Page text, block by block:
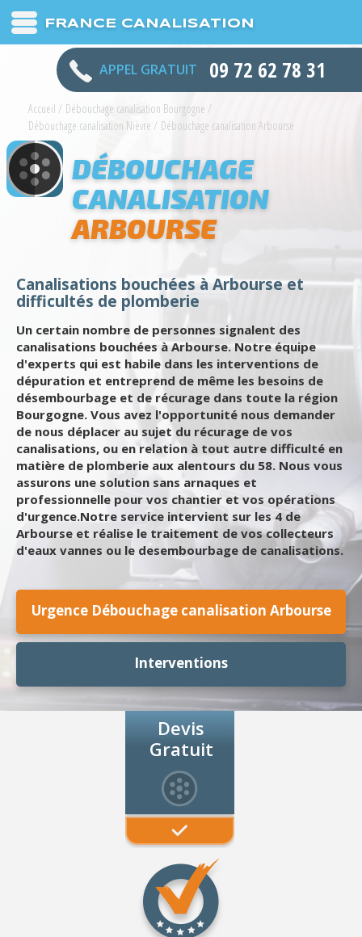
FRANCE CANALISATION
APPEL GRATUIT 09 72 62 78 31
Accueil / Débouchage canalisation Bourgogne /
Débouchage canalisation Nièvre / Débouchage canalisation Arbourse
DÉBOUCHAGE
CANALISATION
ARBOURSE
Canalisations bouchées à Arbourse et
difficultés de plomberie
Un certain nombre de personnes signalent des
canalisations bouchées à Arbourse. Notre équipe
d'experts qui est habile dans les interventions de
dépuration et entreprend de même les besoins de
désembourbage et de récurage dans toute la région
Bourgogne. Vous avez l'opportunité nous demander
de nous déplacer au sujet du récurage de vos
canalisations, ou en relation à tout autre difficulté en
matière de plomberie aux alentours du 58. Nous vous
assurons une solution sans arnaques et
professionnelle pour vos chantier et vos opérations
d'urgence.Notre service intervient sur les 4 de
Arbourse et réalise le traitement de vos collecteurs
d'eaux vannes ou le desembourbage de canalisations.
Urgence Débouchage canalisation Arbourse
Interventions
Devis
Gratuit